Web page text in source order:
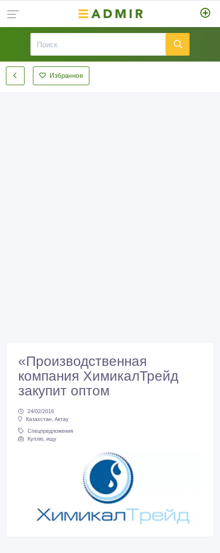
Избранное
«Производственная
компания ХимикалТрейд
закупит оптом
24/02/2016
Казахстан, Актау
Спецпредложения
Куплю, ищу